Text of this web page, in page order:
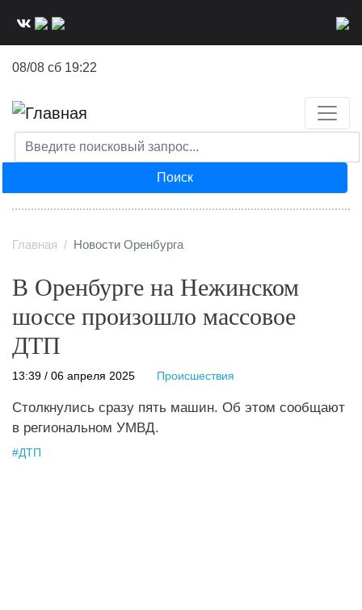
08/08 сб 19:22
Поиск
Главная Новости Оренбурга
В Оренбурге на Нежинском
шоссе произошло массовое
ДТП
13:39 / 06 апреля 2025 Происшествия
Столкнулись сразу пять машин. Об этом сообщают
в региональном УМВД.
#ДТП